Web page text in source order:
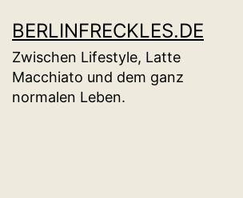
Inhalt
springen
BERLINFRECKLES.DE
Zwischen Lifestyle, Latte
Macchiato und dem ganz
normalen Leben.